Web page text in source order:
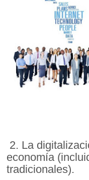
2. La
economía
tradicionales).